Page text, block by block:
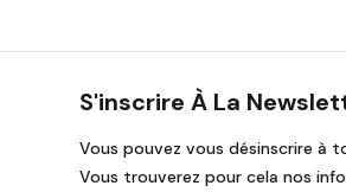
S'inscrire À La
Vous pouvez vous désinscrire à
Vous trouverez pour cela nos